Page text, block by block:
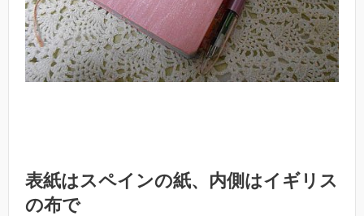
表紙はスペインの紙、内側はイギリス
の布で